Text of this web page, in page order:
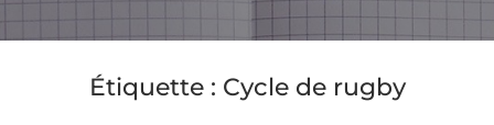
Étiquette : Cycle de rugby